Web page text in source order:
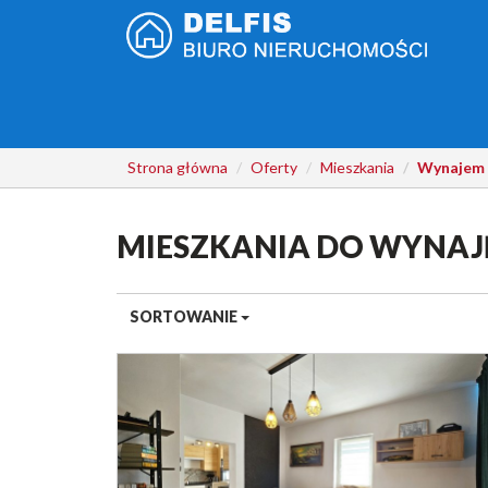
Strona główna Oferty Mieszkania Wynajem
MIESZKANIA DO
SORTOWANIE